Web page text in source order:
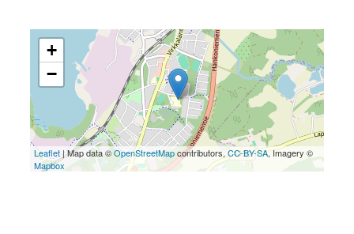
+
−
Leaflet| Map data ©OpenStreetMapcontributors,CC-BY-SA, Imagery ©
Mapbox